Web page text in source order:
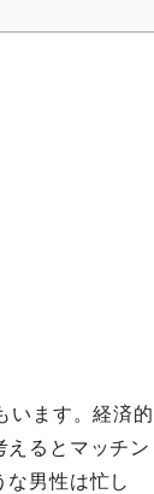
います。経済的
えるとマッチン
男性は忙し